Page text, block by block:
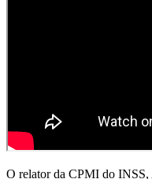
O relator da CPMI do INSS,